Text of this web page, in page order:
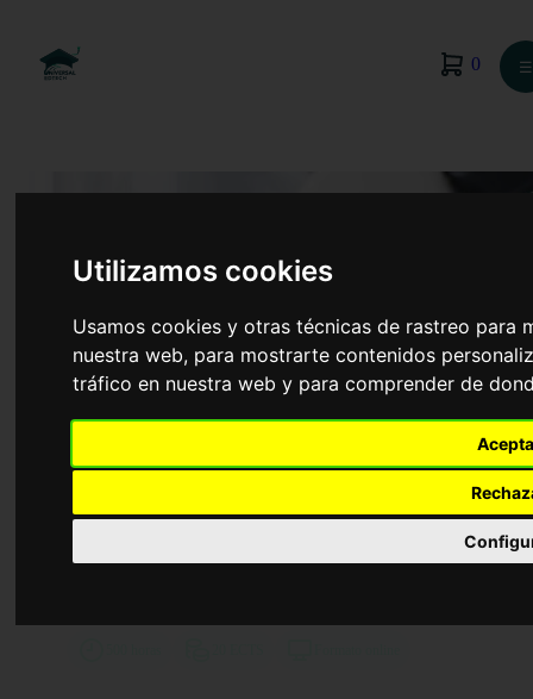
Utilizamos cookies
Usamos cookies y otras técnicas de rastreo para
nuestra web, para mostrarte contenidos
tráfico en nuestra web y para comprender de
0 ☰
Biotecnología
Producción y Desarrollo de